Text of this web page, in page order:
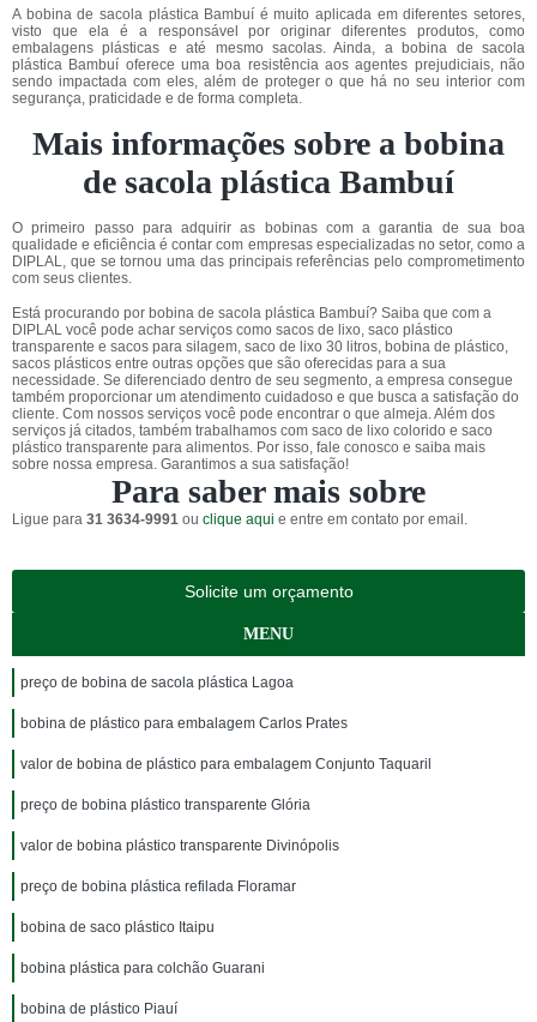
A bobina de sacola plástica Bambuí é muito aplicada em diferentes setores,
visto que ela é a responsável por originar diferentes produtos, como
embalagens plásticas e até mesmo sacolas. Ainda, a bobina de sacola
plástica Bambuí oferece uma boa resistência aos agentes prejudiciais, não
sendo impactada com eles, além de proteger o que há no seu interior com
segurança, praticidade e de forma completa.
Mais informações sobre a bobina
de sacola plástica Bambuí
O primeiro passo para adquirir as bobinas com a garantia de sua boa
qualidade e eficiência é contar com empresas especializadas no setor, como a
DIPLAL, que se tornou uma das principais referências pelo comprometimento
com seus clientes.
Está procurando por bobina de sacola plástica Bambuí? Saiba que com a
DIPLAL você pode achar serviços como sacos de lixo, saco plástico
transparente e sacos para silagem, saco de lixo 30 litros, bobina de plástico,
sacos plásticos entre outras opções que são oferecidas para a sua
necessidade. Se diferenciado dentro de seu segmento, a empresa consegue
também proporcionar um atendimento cuidadoso e que busca a satisfação do
cliente. Com nossos serviços você pode encontrar o que almeja. Além dos
serviços já citados, também trabalhamos com saco de lixo colorido e saco
plástico transparente para alimentos. Por isso, fale conosco e saiba mais
sobre nossa empresa. Garantimos a sua satisfação!
Para saber mais sobre
Ligue para 31 3634-9991 ou clique aqui e entre em contato por email.
Solicite um orçamento
MENU
preço de bobina de sacola plástica Lagoa
bobina de plástico para embalagem Carlos Prates
valor de bobina de plástico para embalagem Conjunto Taquaril
preço de bobina plástico transparente Glória
valor de bobina plástico transparente Divinópolis
preço de bobina plástica refilada Floramar
bobina de saco plástico Itaipu
bobina plástica para colchão Guarani
bobina de plástico Piauí